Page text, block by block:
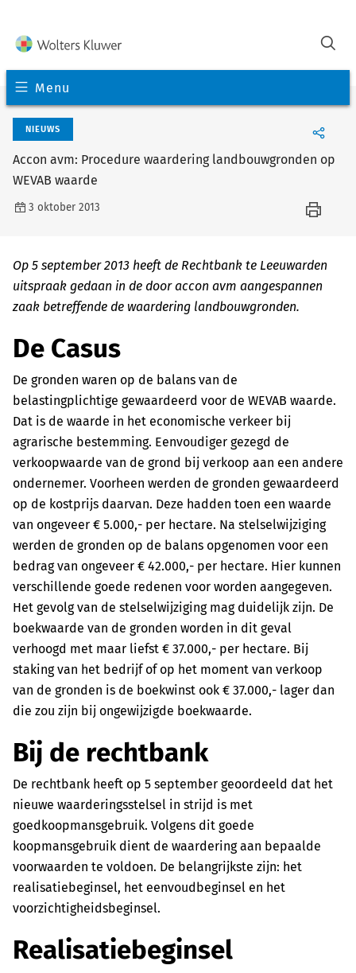
Menu
NIEUWS
Accon avm: Procedure waardering landbouwgronden op
WEVAB waarde
3 oktober 2013
Op 5 september 2013 heeft de Rechtbank te Leeuwarden
uitspraak gedaan in de door accon avm aangespannen
zaak betreffende de waardering landbouwgronden.
De Casus
De gronden waren op de balans van de
belastingplichtige gewaardeerd voor de WEVAB waarde.
Dat is de waarde in het economische verkeer bij
agrarische bestemming. Eenvoudiger gezegd de
verkoopwaarde van de grond bij verkoop aan een andere
ondernemer. Voorheen werden de gronden gewaardeerd
op de kostprijs daarvan. Deze hadden toen een waarde
van ongeveer € 5.000,- per hectare. Na stelselwijziging
werden de gronden op de balans opgenomen voor een
bedrag van ongeveer € 42.000,- per hectare. Hier kunnen
verschillende goede redenen voor worden aangegeven.
Het gevolg van de stelselwijziging mag duidelijk zijn. De
boekwaarde van de gronden worden in dit geval
verhoogd met maar liefst € 37.000,- per hectare. Bij
staking van het bedrijf of op het moment van verkoop
van de gronden is de boekwinst ook € 37.000,- lager dan
die zou zijn bij ongewijzigde boekwaarde.
Bij de rechtbank
De rechtbank heeft op 5 september geoordeeld dat het
nieuwe waarderingsstelsel in strijd is met
goedkoopmansgebruik. Volgens dit goede
koopmansgebruik dient de waardering aan bepaalde
voorwaarden te voldoen. De belangrijkste zijn: het
realisatiebeginsel, het eenvoudbeginsel en het
voorzichtigheidsbeginsel.
Realisatiebeginsel